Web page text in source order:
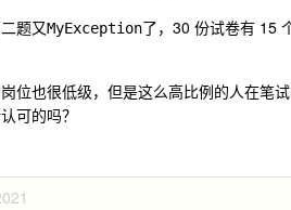
题又MyException了，30 份试卷有 15
位也很低级，但是这么高比例的人在笔
可的吗？